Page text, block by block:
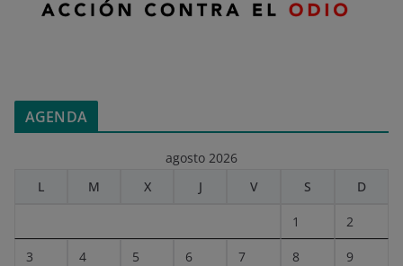
AGENDA
agosto 2026
L
M X J V S D
1 2
3 4 5 6 7 8 9